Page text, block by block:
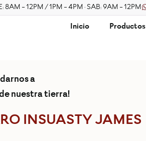
8AM - 12PM / 1PM - 4PM · SAB: 9AM - 12PM
Inicio Productos
a
nuestra tierra!
INSUASTY JAMES